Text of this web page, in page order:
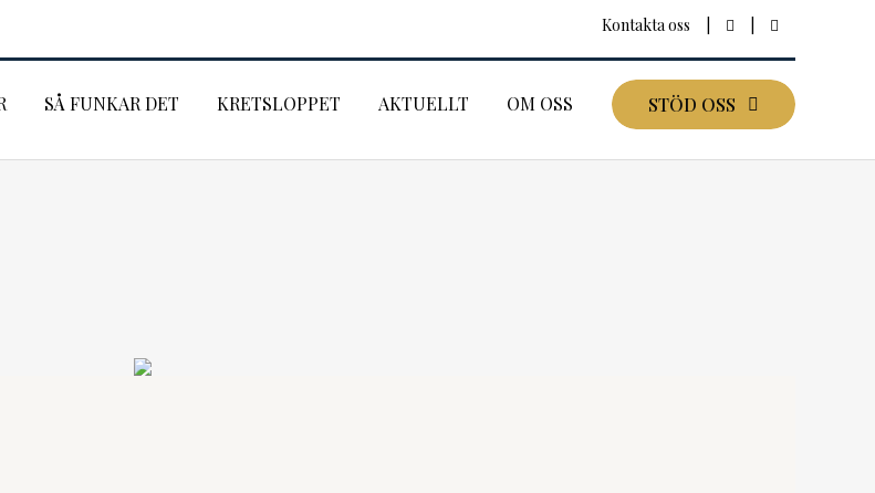
Kontakta oss
annonser
SÅ FUNKAR DET
För dig som ska köpa häst
KRETSLOPPET AKTUELLT OM OSS
Om stiftelsen
STÖD OSS